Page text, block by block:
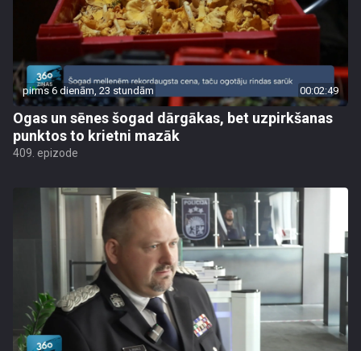
pirms 6 dienām, 23 stundām 00:02:49
Ogas un sēnes šogad dārgākas, bet uzpirkšanas
punktos to krietni mazāk
409. epizode